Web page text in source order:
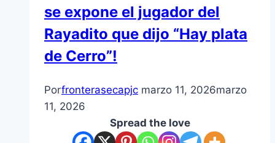
se expone el jugador del
Rayadito que dijo “Hay plata
de Cerro”!
Porfronterasecapjc marzo 11, 2026marzo
11, 2026
Spread the love